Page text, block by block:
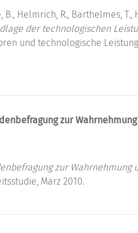
B., Helmrich, R., Barthelmes, T.,
der technologischen
und technologische
zur
zur Wahrnehmung
März 2010.